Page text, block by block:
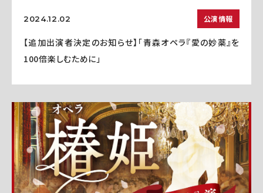
2024.12.02 公演情報
【追加出演者決定のお知らせ】「青森オペラ『愛の妙薬』を
100倍楽しむために」